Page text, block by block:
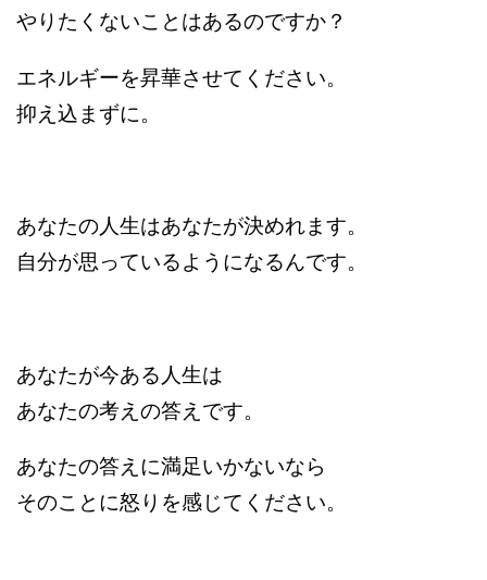
やりたくないことはあるのですか？
エネルギーを昇華させてください。
抑え込まずに。
あなたの人生はあなたが決めれます。
自分が思っているようになるんです。
あなたが今ある人生は
あなたの考えの答えです。
あなたの答えに満足いかないなら
そのことに怒りを感じてください。